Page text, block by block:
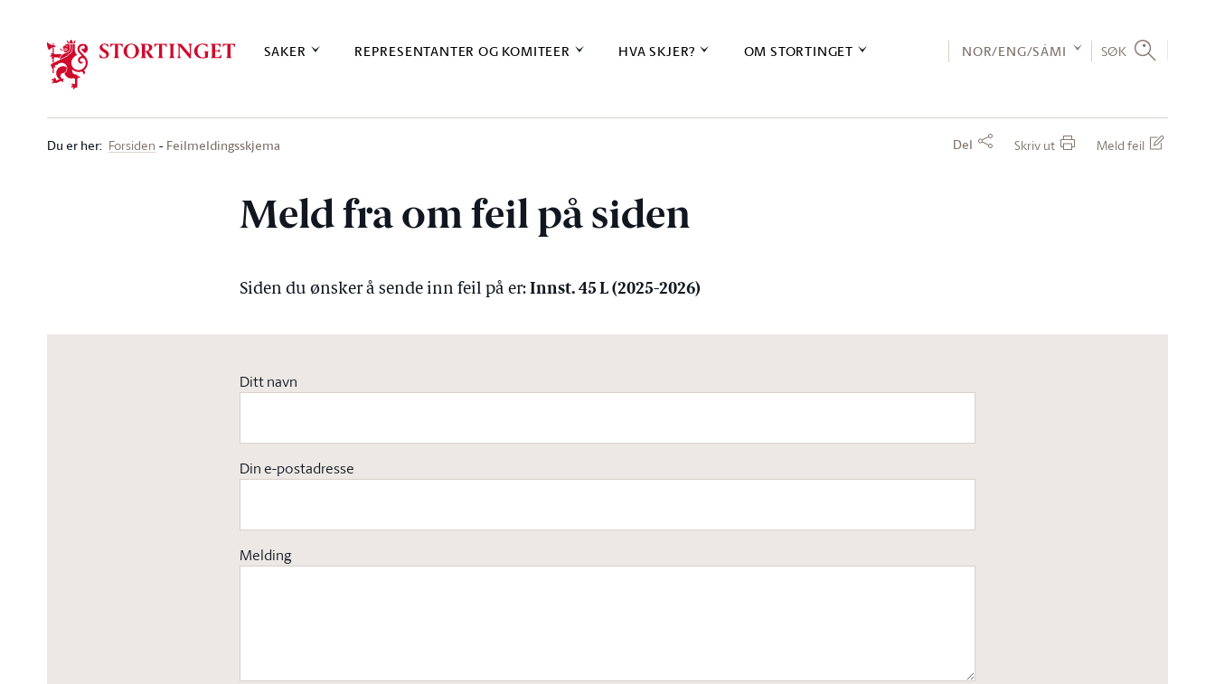
SAKER REPRESENTANTER OG KOMITEER HVA SKJER? OM STORTINGET NOR/ENG/SÁMI SØK
Du er her: Forsiden Feilmeldingsskjema Del Skriv ut Meld feil
Meld fra om feil på siden
Siden du ønsker å sende inn feil på er:Innst. 45 L (2025-2026)
Ditt navn
Din e-postadresse
Melding